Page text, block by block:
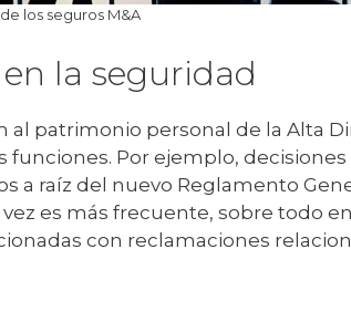
los seguros M&A
la seguridad
al patrimonio personal de la Alta
funciones. Por ejemplo,
a raíz del nuevo Reglamento
es más frecuente, sobre todo
con reclamaciones